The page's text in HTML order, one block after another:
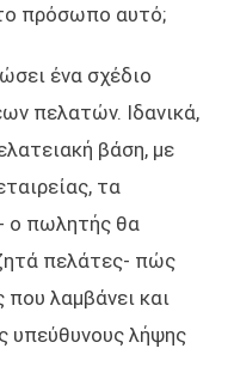
πρόσωπο αυτό;
ένα σχέδιο
πελατών. Ιδανικά,
βάση, με
τα
ο πωλητής θα
πελάτες- πώς
που λαμβάνει και
υπεύθυνους λήψης